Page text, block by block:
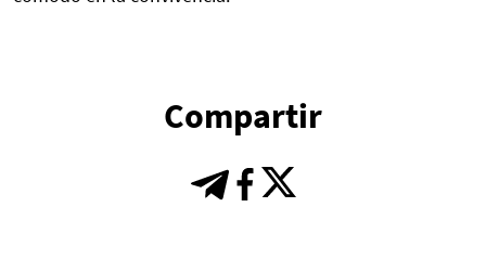
Compartir